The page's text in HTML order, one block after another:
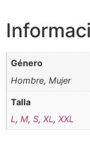
Género
Hombre, Mujer
Talla
L ,M,S,XL ,XXL